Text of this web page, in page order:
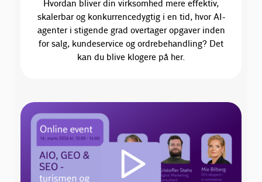
Hvordan bliver din virksomhed mere effektiv,
skalerbar og konkurrencedygtig i en tid, hvor AI-
agenter i stigende grad overtager opgaver inden
for salg, kundeservice og ordrebehandling? Det
kan du blive klogere på her.